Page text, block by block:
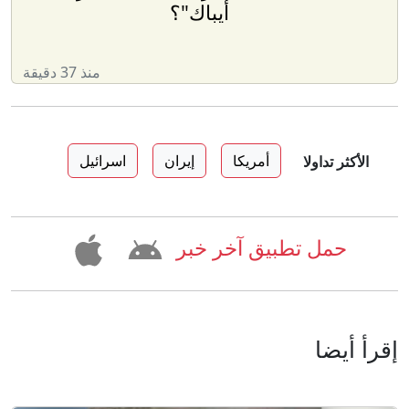
أيباك"؟
منذ 37 دقيقة
الأكثر تداولا أمريكا إيران اسرائيل
حمل تطبيق آخر خبر
إقرأ أيضا